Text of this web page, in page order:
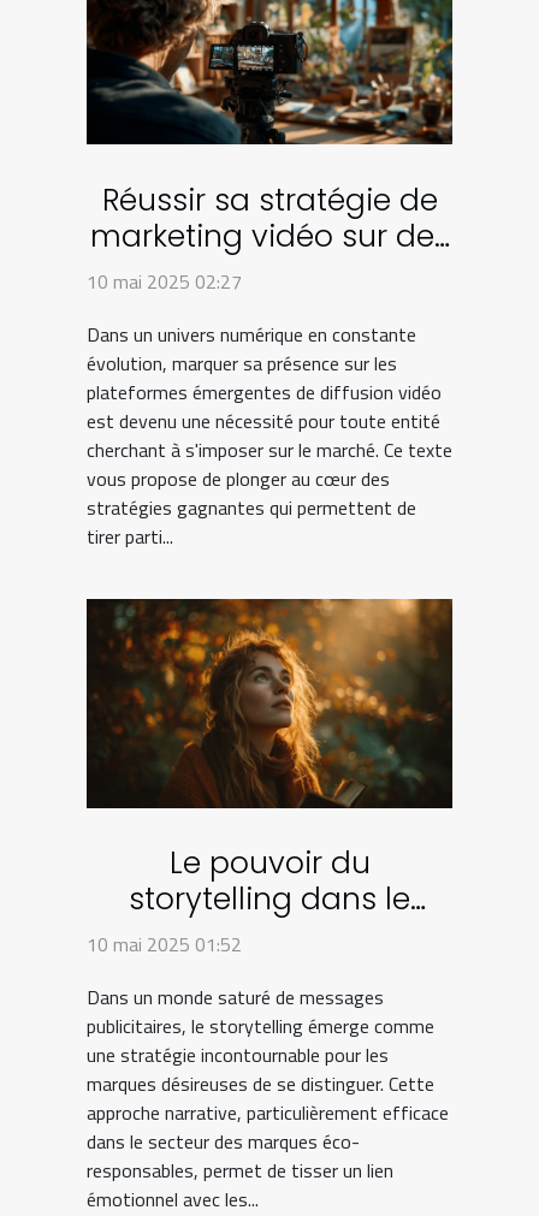
Réussir sa stratégie de
marketing vidéo sur des
plateformes
10 mai 2025 02:27
Dans un univers numérique en constante
évolution, marquer sa présence sur les
plateformes émergentes de diffusion vidéo
est devenu une nécessité pour toute entité
cherchant à s'imposer sur le marché. Ce texte
vous propose de plonger au cœur des
stratégies gagnantes qui permettent de
tirer parti...
Le pouvoir du
storytelling dans le
marketing des marques
10 mai 2025 01:52
Dans un monde saturé de messages
publicitaires, le storytelling émerge comme
une stratégie incontournable pour les
marques désireuses de se distinguer. Cette
approche narrative, particulièrement efficace
dans le secteur des marques éco-
responsables, permet de tisser un lien
émotionnel avec les...